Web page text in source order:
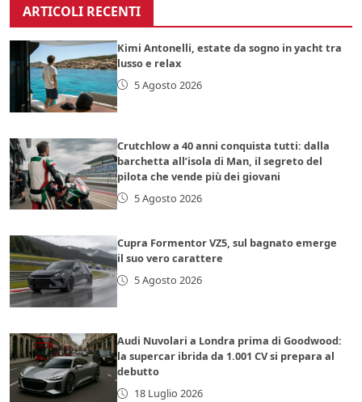
ARTICOLI RECENTI
Kimi Antonelli, estate da sogno in yacht tra
lusso e relax
5 Agosto 2026
Crutchlow a 40 anni conquista tutti: dalla
barchetta all’isola di Man, il segreto del
pilota che vende più dei giovani
5 Agosto 2026
Cupra Formentor VZ5, sul bagnato emerge
il suo vero carattere
5 Agosto 2026
Audi Nuvolari a Londra prima di Goodwood:
la supercar ibrida da 1.001 CV si prepara al
debutto
18 Luglio 2026